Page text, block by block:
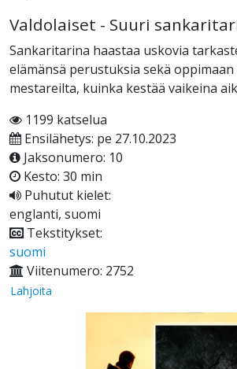
Valdolaiset - Suuri
Sankaritarina haastaa uskovia
elämänsä perustuksia sekä
mestareilta, kuinka kestää vaikeina
1199 katselua
Ensilähetys: pe 27.10.2023
Jaksonumero: 10
Kesto: 30 min
Puhutut kielet:
englanti, suomi
Tekstitykset:
suomi
Viitenumero: 2752
Lahjoita